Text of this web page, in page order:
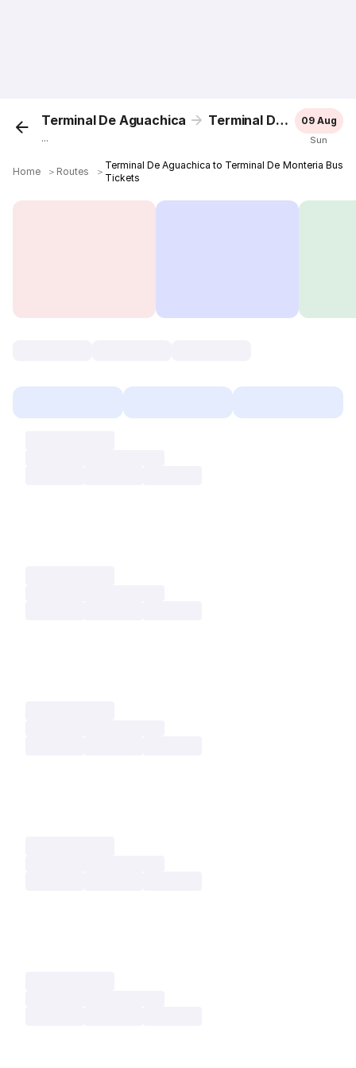
Terminal De Aguachica Terminal De Monteria
...
09 Aug
Sun
Home ＞ Routes ＞
Terminal De Aguachica to Terminal De Monteria Bus
Tickets